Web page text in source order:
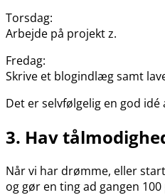
Torsdag:
Arbejde på projekt z.
Fredag:
Skrive et blogindlæg samt
Det er selvfølgelig en god
3. Hav
Når vi har drømme, eller
og gør en ting ad gangen